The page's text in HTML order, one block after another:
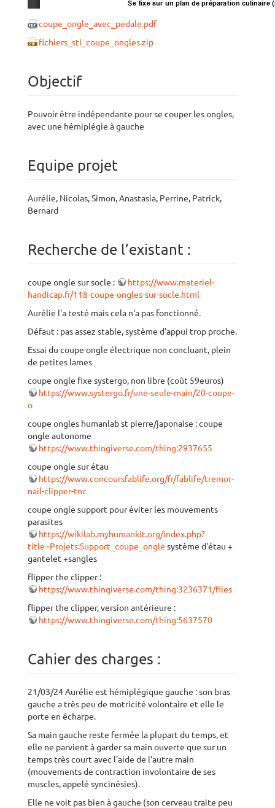
coupe_ongle_avec_pedale.pdf
fichiers_stl_coupe_ongles.zip
Objectif
Pouvoir être indépendante pour se couper les ongles,
avec une hémiplégie à gauche
Equipe projet
Aurélie, Nicolas, Simon, Anastasia, Perrine, Patrick,
Bernard
Recherche de l’existant :
coupe ongle sur socle :
https://www.materiel-
handicap.fr/118-coupe-ongles-sur-socle.html
Aurélie l'a testé mais cela n'a pas fonctionné.
Défaut : pas assez stable, système d'appui trop proche.
Essai du coupe ongle électrique non concluant, plein
de petites lames
coupe ongle fixe systergo, non libre (coût 59euros)
https://www.systergo.fr/une-seule-main/20-coupe-
o
coupe ongles humanlab st pierre/japonaise : coupe
ongle autonome
https://www.thingiverse.com/thing:2937655
coupe ongle sur étau
https://www.concoursfablife.org/fr/fablife/tremor-
nail-clipper-tnc
coupe ongle support pour éviter les mouvements
parasites
https://wikilab.myhumankit.org/index.php?
title=Projets:Support_coupe_ongle système d'étau +
gantelet +sangles
flipper the clipper :
https://www.thingiverse.com/thing:3236371/files
flipper the clipper, version antérieure :
https://www.thingiverse.com/thing:5637570
Cahier des charges :
21/03/24 Aurélie est hémiplégique gauche : son bras
gauche a très peu de motricité volontaire et elle le
porte en écharpe.
Sa main gauche reste fermée la plupart du temps, et
elle ne parvient à garder sa main ouverte que sur un
temps très court avec l'aide de l'autre main
(mouvements de contraction involontaire de ses
muscles, appelé syncinésies).
Elle ne voit pas bien à gauche (son cerveau traite peu